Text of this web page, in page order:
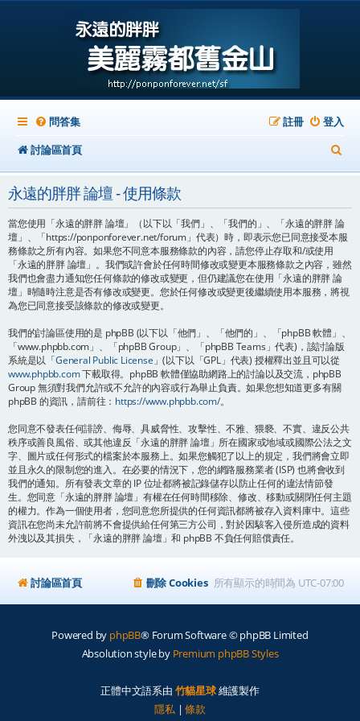
問答集 登入
註冊
討論區首頁
尋
永遠的胖胖 論壇 - 使用條款
當您使用「永遠的胖胖 論壇」（以下以「我們」、「我們的」、「永遠的胖胖 論
壇」、「https://ponponforever.net/forum」代表）時，即表示您已同意接受本服
務條款之所有內容。如果您不同意本服務條款的內容，請您停止存取和/或使用
「永遠的胖胖 論壇」。我們或許會於任何時間修改或變更本服務條款之內容，雖然
我們也會盡力通知您任何條款的修改或變更，但仍建議您在使用「永遠的胖胖 論
壇」時隨時注意是否有修改或變更。您於任何修改或變更後繼續使用本服務，將視
為您已同意接受該條款的修改或變更。
我們的討論區使用的是 phpBB (以下以「他們」、「他們的」、「phpBB 軟體」、
「www.phpbb.com」、「phpBB Group」、「phpBB Teams」代表)，該討論版
系統是以「General Public License 」(以下以「GPL」代表) 授權釋出並且可以從
www.phpbb.com下載取得。phpBB 軟體僅協助網路上的討論以及交流，phpBB
Group 無須對我們允許或不允許的內容或行為舉止負責。如果您想知道更多有關
phpBB 的資訊，請前往： https://www.phpbb.com/。
您同意不發表任何誹謗、侮辱、具威脅性、攻擊性、不雅、猥褻、不實、違反公共
秩序或善良風俗、或其他違反「永遠的胖胖 論壇」所在國家或地域或國際公法之文
字、圖片或任何形式的檔案於本服務上。如果您觸犯了以上的規定，我們將會立即
並且永久的限制您的進入。在必要的情況下，您的網路服務業者 (ISP) 也將會收到
我們的通知。所有發表文章的 IP 位址都將被記錄儲存以防止任何的違法情節發
生。您同意「永遠的胖胖 論壇」有權在任何時間移除、修改、移動或關閉任何主題
的權力。作為一個使用者，您同意您所提供的任何資訊都將被存入資料庫中。這些
資訊在您尚未允許前將不會提供給任何第三方公司，對於因駭客入侵所造成的資料
外洩以及其損失，「永遠的胖胖 論壇」和 phpBB 不負任何賠償責任。
討論區首頁 所有顯示的時間為 UTC-07:00
刪除 Cookies
Powered by phpBB® Forum Software © phpBB Limited
Absolution style by Premium phpBB Styles
正體中文語系由 竹貓星球維護製作
隱私|條款